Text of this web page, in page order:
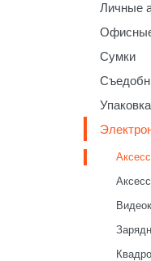
Личные
Сумки
Упаковка